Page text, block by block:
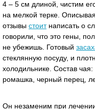
4 – 5 см длиной, чистим
на мелкой терке.
отзывы стоитнаписать о
говорили, что это гены,
не убежишь. Готовый
стеклянную посуду, и
холодильнике. Состав
ромашка, черный перец,
Он незаменим при